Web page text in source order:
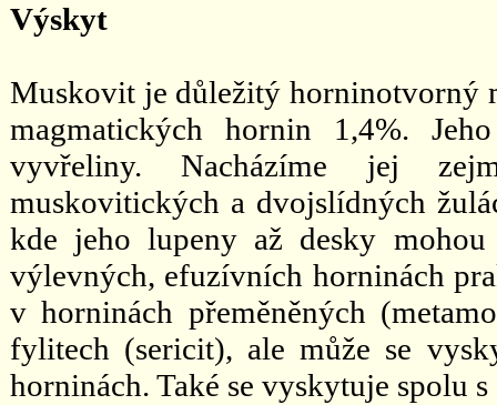
Výskyt
Muskovit je důležitý horninotvorný
magmatických hornin 1,4%.
vyvřeliny. Nacházíme jej
muskovitických a dvojslídných
kde jeho lupeny až desky mohou
výlevných, efuzívních horninách
v horninách přeměněných
fylitech (sericit), ale může se
horninách. Také se vyskytuje spolu